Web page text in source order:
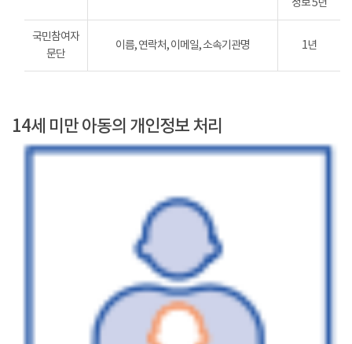
정보 5년
국민참여자
문단
이름, 연락처, 이메일, 소속기관명 1년
14세 미만 아동의 개인정보 처리